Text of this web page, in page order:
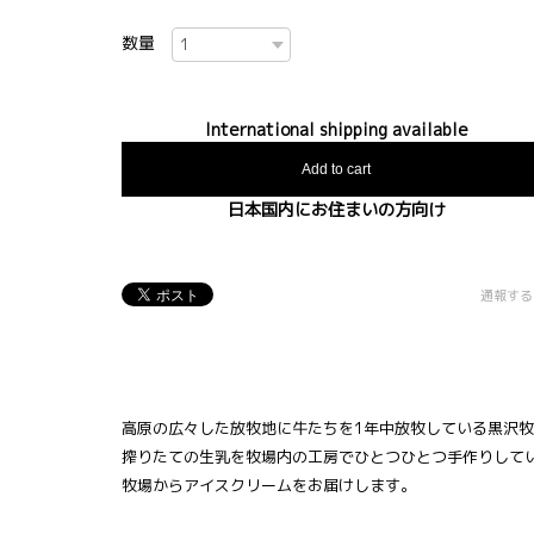
数量
International shipping available
Add to cart
日本国内にお住まいの方向け
通報する
高原の広々した放牧地に牛たちを1年中放牧している黒沢牧
搾りたての生乳を牧場内の工房でひとつひとつ手作りして
牧場からアイスクリームをお届けします。